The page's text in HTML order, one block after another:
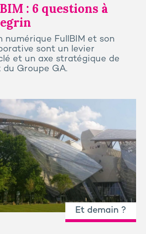
: 6 questions à
numérique FullBIM et son
sont un levier
et un axe stratégique de
Groupe GA.
Et demain ?